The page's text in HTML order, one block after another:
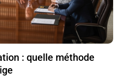
: quelle méthode